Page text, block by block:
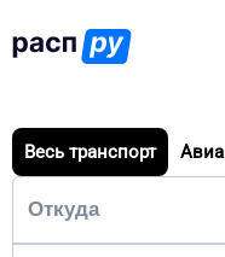
Весь транспорт Авиа